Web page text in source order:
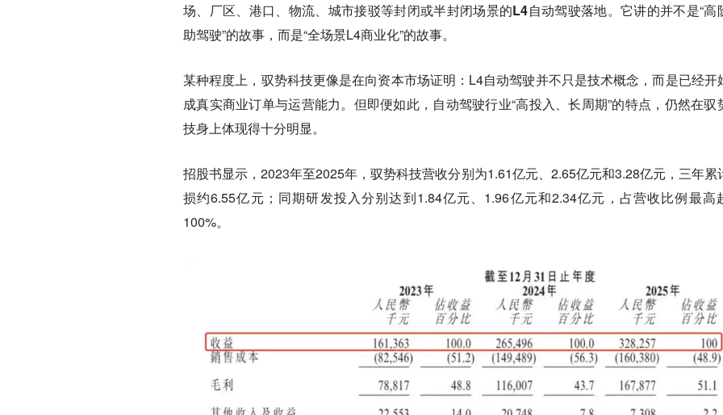
场、厂区、港口、物流、城市接驳等封闭或半封闭场景的L4自动驾驶落地。它讲的并不是“高
助驾驶”的故事，而是“全场景L4商业化”的故事。
某种程度上，驭势科技更像是在向资本市场证明：L4自动驾驶并不只是技术概念，而是已经开
成真实商业订单与运营能力。但即便如此，自动驾驶行业“高投入、长周期”的特点，仍然在驭
技身上体现得十分明显。
招股书显示，2023年至2025年，驭势科技营收分别为1.61亿元、2.65亿元和3.28亿元，三年累
损约6.55亿元；同期研发投入分别达到1.84亿元、1.96亿元和2.34亿元，占营收比例最高
100%。